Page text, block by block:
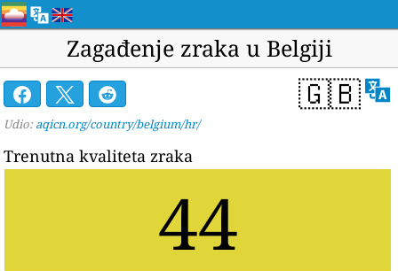
Zagađenje zraka u Belgiji
🇬🇧
Udio: aqicn.org/country/belgium/hr/
Trenutna kvaliteta zraka
44